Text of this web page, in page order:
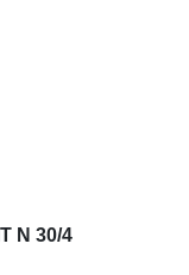
N 30/4